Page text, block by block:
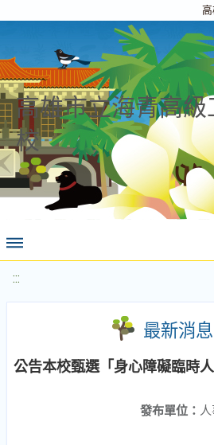
高雄市立海青高
校
:::
最新消息
公告本校甄選「身心障礙臨時
發布單位：